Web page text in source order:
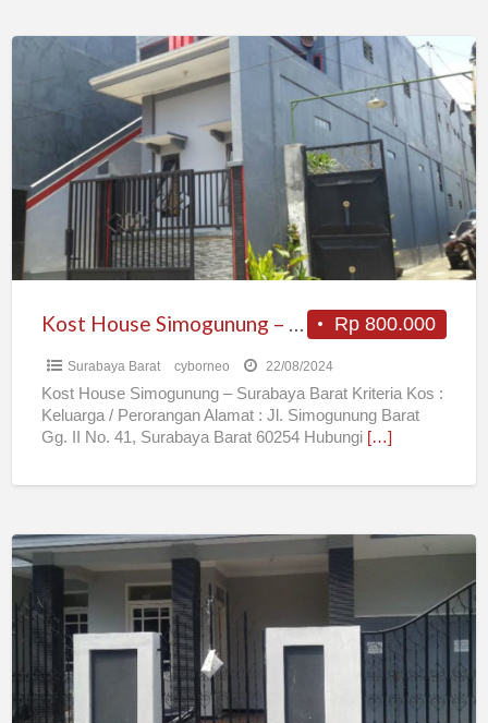
House
Simogunung
Surabaya
Barat
Rp 800.000
Kost House Simogunung – Surabaya Barat
Surabaya Barat cyborneo 22/08/2024
Kost House Simogunung – Surabaya Barat Kriteria Kos :
Keluarga / Perorangan Alamat : Jl. Simogunung Barat
Gg. II No. 41, Surabaya Barat 60254 Hubungi […]
Kost
Surabaya
Barat